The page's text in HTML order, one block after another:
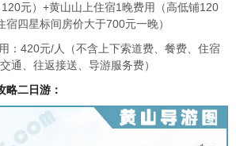
元）+黄山山上住宿1晚费用（高低铺120
四星标间房价大于700元一晚）
：420元/人（不含上下索道费、餐费、住宿
通、往返接送、导游服务费）
略二日游：